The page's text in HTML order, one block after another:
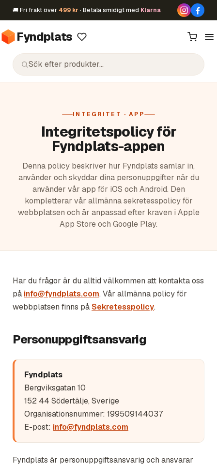
🚚 Fri frakt över 499 kr · Betala smidigt med Klarna
Fyndplats
INTEGRITET · APP
Integritetspolicy för
Fyndplats-appen
Denna policy beskriver hur Fyndplats samlar in,
använder och skyddar dina personuppgifter när du
använder vår app för iOS och Android. Den
kompletterar vår allmänna sekretesspolicy för
webbplatsen och är anpassad efter kraven i Apple
App Store och Google Play.
Har du frågor är du alltid välkommen att kontakta oss
på info@fyndplats.com. Vår allmänna policy för
webbplatsen finns påSekretesspolicy.
Personuppgiftsansvarig
Fyndplats
Bergviksgatan 10
152 44 Södertälje, Sverige
Organisationsnummer: 199509144037
E-post: info@fyndplats.com
Fyndplats är personuppgiftsansvarig och ansvarar